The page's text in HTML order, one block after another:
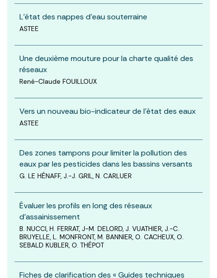
L'état des nappes d'eau souterraine
ASTEE
Une deuxième mouture pour la charte qualité des
réseaux
René-Claude FOUILLOUX
Vers un nouveau bio-indicateur de l'état des eaux
ASTEE
Des zones tampons pour limiter la pollution des
eaux par les pesticides dans les bassins versants
G. LE HÉNAFF, J.-J. GRIL, N. CARLUER
Évaluer les profils en long des réseaux
d’assainissement
B. NUCCI, H. FERRAT, J-M. DELORD, J. VUATHIER, J.-C.
BRUYELLE, L. MONFRONT, M. BANNIER, O. CACHEUX, O.
SEBALD KUBLER, O. THÉPOT
Fiches de clarification des « Guides techniques